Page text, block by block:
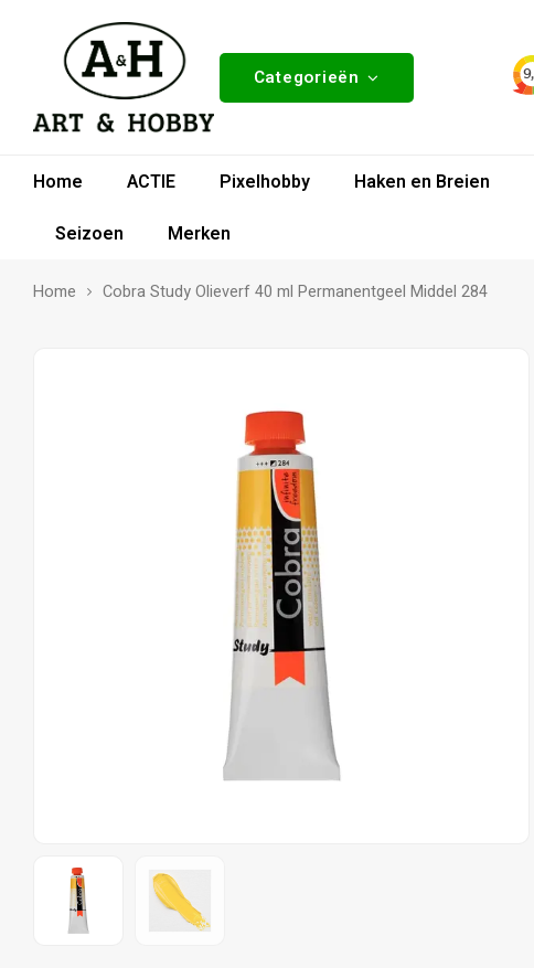
Categorieën
Home ACTIE Pixelhobby Haken en Breien
Seizoen
Merken
Home Cobra Study Olieverf 40 ml Permanentgeel Middel 284